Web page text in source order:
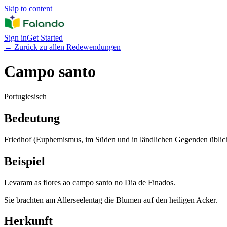
Skip to content
Sign inGet Started
← Zurück zu allen Redewendungen
Campo santo
Portugiesisch
Bedeutung
Friedhof (Euphemismus, im Süden und in ländlichen Gegenden
Beispiel
Levaram as flores ao campo santo no Dia de Finados.
Sie brachten am Allerseelentag die Blumen auf den heiligen Acker.
Herkunft